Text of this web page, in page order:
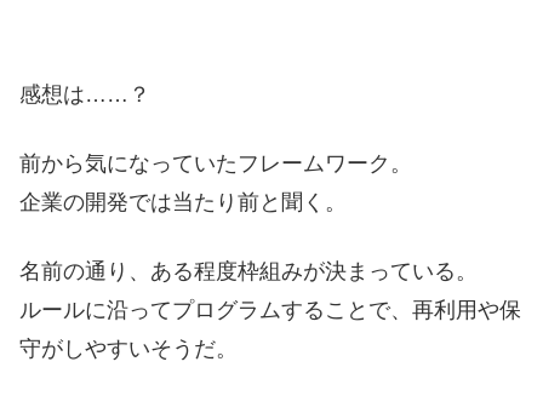
感想は……？
前から気になっていたフレームワーク。
企業の開発では当たり前と聞く。
名前の通り、ある程度枠組みが決まっている。
ルールに沿ってプログラムすることで、再利用や保
守がしやすいそうだ。